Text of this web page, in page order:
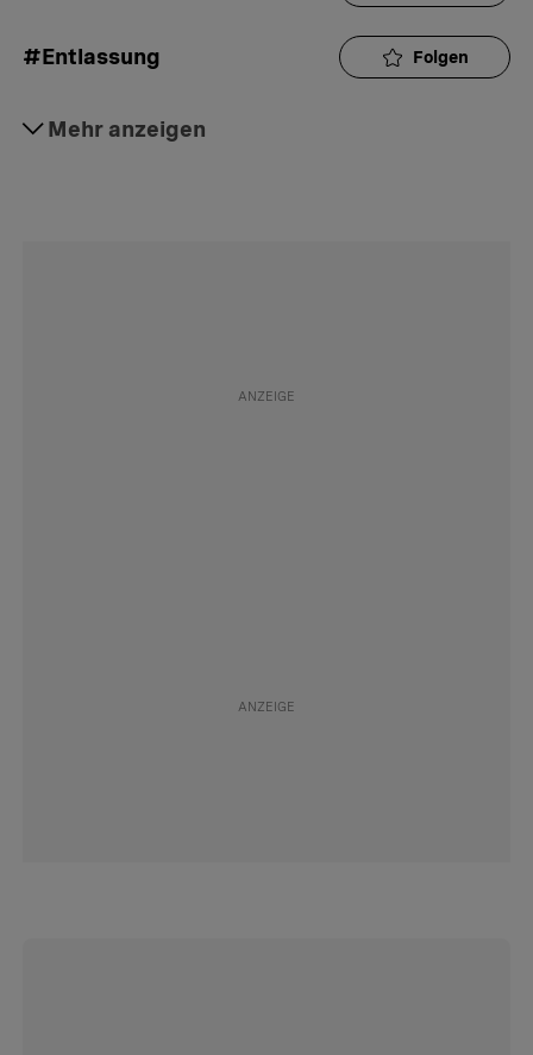
#Entlassung Folgen
Mehr anzeigen
#Kündigungsschutz